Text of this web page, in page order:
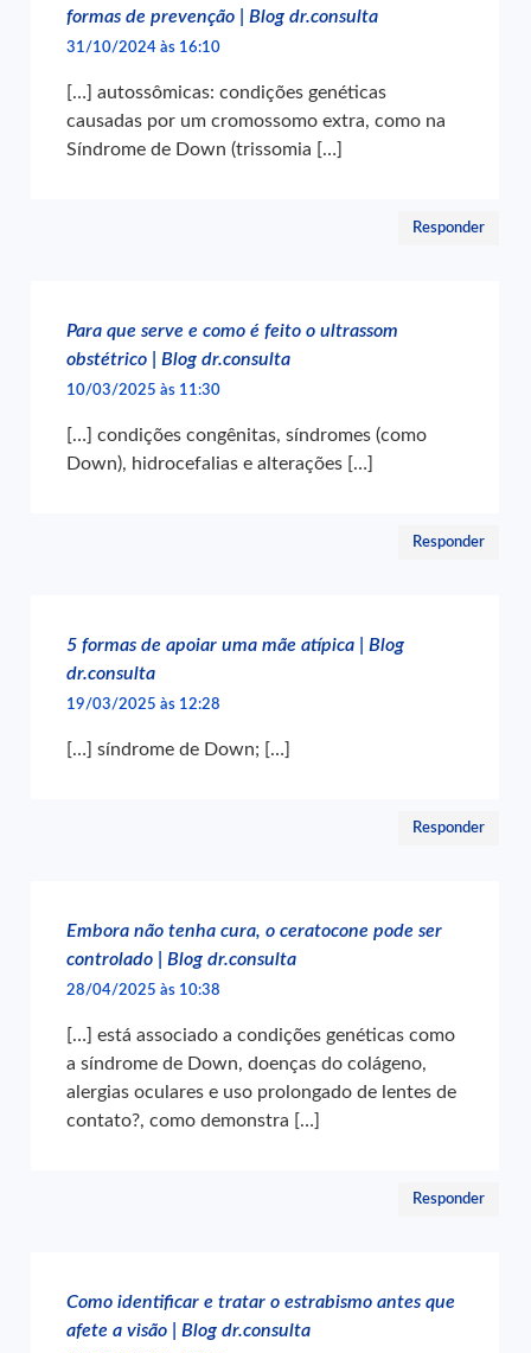
formas de prevenção | Blog dr.consulta
31/10/2024 às 16:10
[…] autossômicas: condições genéticas
causadas por um cromossomo extra, como na
Síndrome de Down (trissomia […]
Responder
Para que serve e como é feito o ultrassom
obstétrico | Blog dr.consulta
10/03/2025 às 11:30
[…] condições congênitas, síndromes (como
Down), hidrocefalias e alterações […]
Responder
5 formas de apoiar uma mãe atípica | Blog
dr.consulta
19/03/2025 às 12:28
[…] síndrome de Down; […]
Responder
Embora não tenha cura, o ceratocone pode ser
controlado | Blog dr.consulta
28/04/2025 às 10:38
[…] está associado a condições genéticas como
a síndrome de Down, doenças do colágeno,
alergias oculares e uso prolongado de lentes de
contato?, como demonstra […]
Responder
Como identificar e tratar o estrabismo antes que
afete a visão | Blog dr.consulta